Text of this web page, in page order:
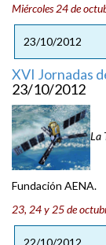
Miércoles 24 de
23/10/2012
XVI Jornadas
23/10/2012
La
Fundación AENA.
23, 24 y 25 de
22/10/2012